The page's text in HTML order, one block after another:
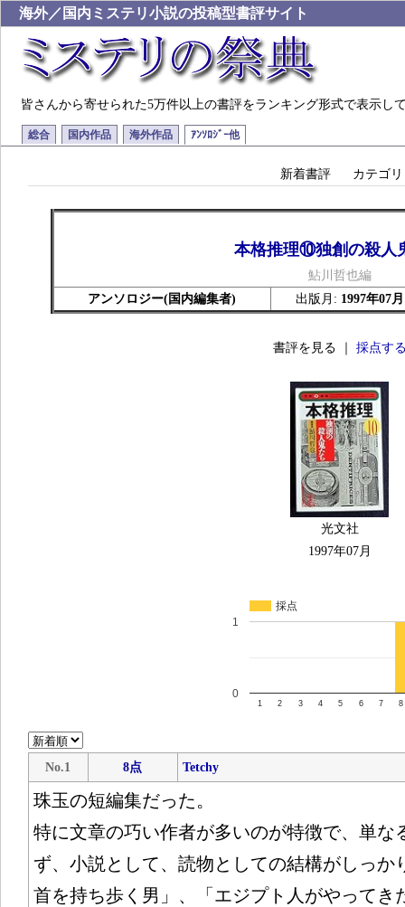
海外／国内ミステリ小説の投稿型書評サイト
皆さんから寄せられた5万件以上の書評をランキング形式で表示し
総合 国内作品 海外作品 ｱﾝｿﾛｼﾞｰ他
新着書評 カテゴリ
本格推理⑩独創の殺人
鮎川哲也編
アンソロジー(国内編集者)
出版月: 1997年07月
書評を見る ｜ 採点す
光文社
1997年07月
採点
1 2 3 4 5 6 7 8
0
1
No.1 8点 Tetchy
珠玉の短編集だった。
特に文章の巧い作者が多いのが特徴で、単な
ず、小説として、読物としての結構がしっか
首を持ち歩く男」、「エジプト人がやってき